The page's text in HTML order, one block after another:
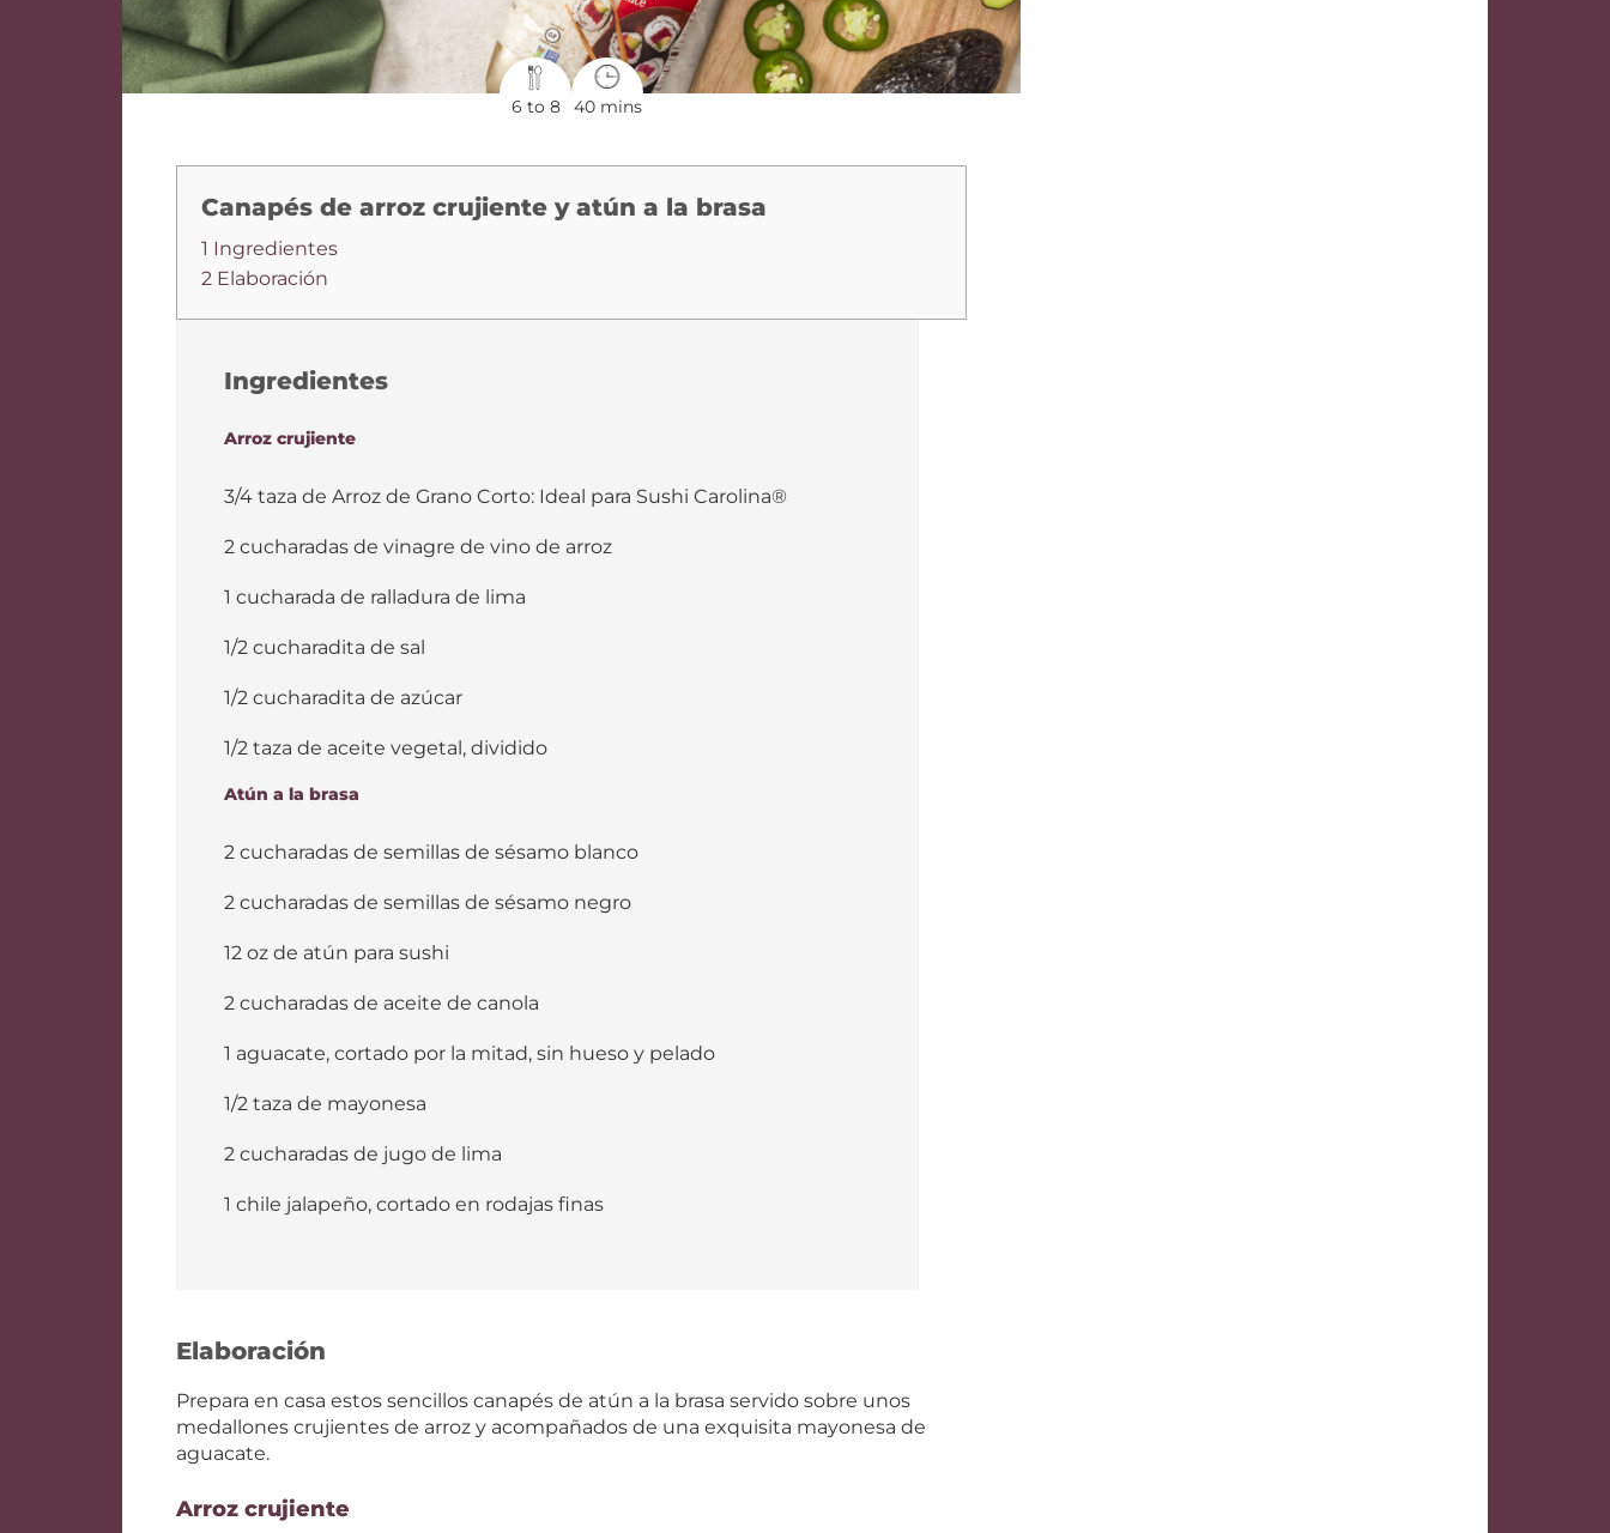
6 to 8 40 mins
Canapés de arroz crujiente y atún a la brasa
1 Ingredientes
2 Elaboración
Ingredientes
Arroz crujiente
3/4 taza de Arroz de Grano Corto: Ideal para Sushi Carolina®
2 cucharadas de vinagre de vino de arroz
1 cucharada de ralladura de lima
1/2 cucharadita de sal
1/2 cucharadita de azúcar
1/2 taza de aceite vegetal, dividido
Atún a la brasa
2 cucharadas de semillas de sésamo blanco
2 cucharadas de semillas de sésamo negro
12 oz de atún para sushi
2 cucharadas de aceite de canola
1 aguacate, cortado por la mitad, sin hueso y pelado
1/2 taza de mayonesa
2 cucharadas de jugo de lima
1 chile jalapeño, cortado en rodajas finas
Elaboración
Prepara en casa estos sencillos canapés de atún a la brasa servido sobre unos
medallones crujientes de arroz y acompañados de una exquisita mayonesa de
aguacate.
Arroz crujiente